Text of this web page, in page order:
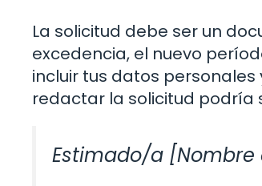
La solicitud debe ser un
excedencia, el nuevo
incluir tus datos
redactar la solicitud podría
Estimado/a [Nombre